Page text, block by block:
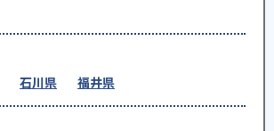
石川県 福井県